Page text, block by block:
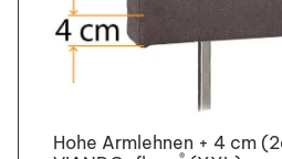
Hohe Armlehnen + 4 cm